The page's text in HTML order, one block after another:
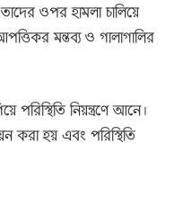
ওপর হামলা চালিয়ে
মন্তব্য ও গালাগালির
নিয়ন্ত্রণে আনে।
করা হয় এবং পরিস্থিতি